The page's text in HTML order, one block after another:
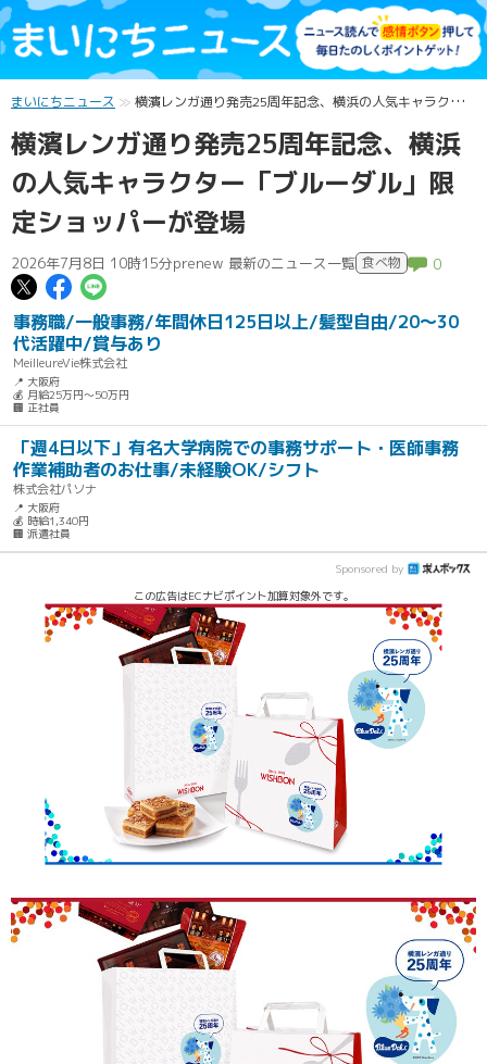
まいにちニュース 横濱レンガ通り発売25周年記念、横浜の人気キャラクター「ブルーダル」限定ショッパーが登場
横濱レンガ通り発売25周年記念、横浜
の人気キャラクター「ブルーダル」限
定ショッパーが登場
2026年7月8日 10時15分prenew 最新のニュース一覧 食べ物 0
この記事についてポスト
この記事についてFacebookでシェ
事務職/一般事務/年間休日125日以上/髪型自由/20～30
代活躍中/賞与あり
MeilleureVie株式会社
📍 大阪府
💰 月給25万円～50万円
🏢 正社員
「週4日以下」有名大学病院での事務サポート・医師事務
作業補助者のお仕事/未経験OK/シフト
株式会社パソナ
📍 大阪府
💰 時給1,340円
🏢 派遣社員
Sponsored by
この広告はECナビポイント加算対象外です。